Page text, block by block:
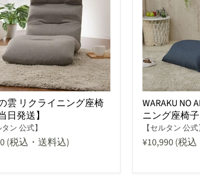
雲 リクライニング座椅
日発送】
タン 公式】
(税込・送料込)
WARAKU NO
ニング座椅子
【セルタン 公式
¥10,990(税込